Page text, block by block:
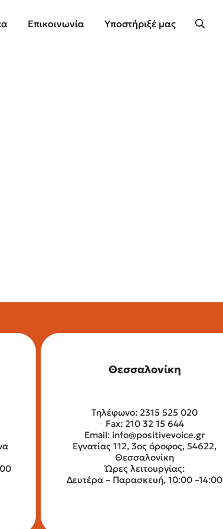
Επικοινωνία Υποστήριξέ μας
Θεσσαλονίκη
Τηλέφωνο: 2315 525 020
Fax: 210 32 15 644
Email: info@positivevoice.gr
Εγνατίας 112, 3ος όροφος, 54622,
Θεσσαλονίκη
Ώρες λειτουργίας:
Δευτέρα – Παρασκευή, 10:00 –14:00